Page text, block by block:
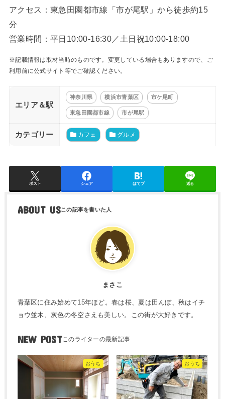
アクセス：東急田園都市線「市が尾駅」から徒歩約15
分
営業時間：平日10:00-16:30／土日祝10:00-18:00
※記載情報は取材当時のものです。変更している場合もありますので、ご
利用前に公式サイト等でご確認ください。
エリア＆駅
神奈川県 横浜市青葉区 市ケ尾町
東急田園都市線 市が尾駅
カテゴリー カフェ グルメ
ポスト シェア はてブ 送る
ABOUT US
まさこ
青葉区に住み始めて15年ほど。春は桜、夏は田んぼ、秋はイチ
ョウ並木、灰色の冬空さえも美しい。この街が大好きです。
NEW POST
おうち おうち